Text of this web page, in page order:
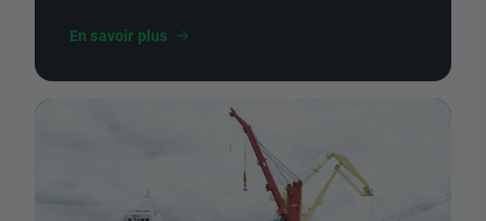
En savoir plus